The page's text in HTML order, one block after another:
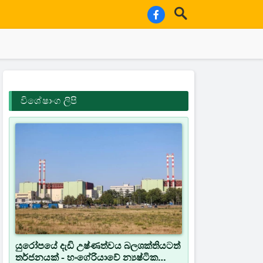
විශේෂාංග ලිපි
යුරෝපයේ දැඩි උෂ්ණත්වය බලශක්තියටත්
තර්ජනයක් - හංගේරියාවේ න්‍යෂ්ටික